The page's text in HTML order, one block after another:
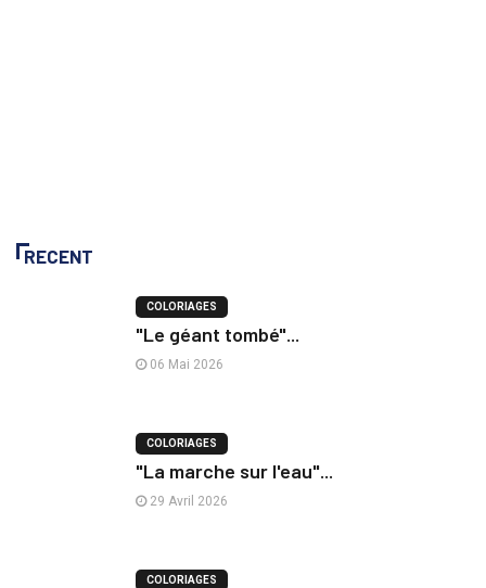
RECENT
COLORIAGES
"Le géant tombé"...
06 Mai 2026
COLORIAGES
"La marche sur l'eau"...
29 Avril 2026
COLORIAGES